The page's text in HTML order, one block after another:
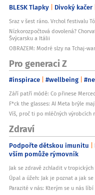
BLESK Tlapky Divoký kačer
Sraz v šest ráno. Vrchol festivalu
Nízkorozpočtová dovolená?
Švýcarsku a Itálii
OBRAZEM: Modré slzy na Tchaj-
Pro generaci Z
#inspirace #wellbeing
Září patří módě: Co přinese
F*ck the glasses: AI Meta brýle
Víš, proč ti po mléčných výrobcích
Zdraví
Podpořte dětskou imunitu
vším pomůže rýmovník
Jak se zdravě zchladit v
Úpal a úžeh: Jak je poznat a jak
Parazité v nás: Kterým se u nás